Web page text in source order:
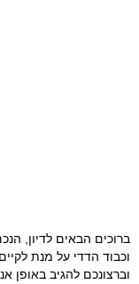
ברוכים הבאים לדיון,
וכבוד הדדי על מנת
וברצונכם להגיב באופן